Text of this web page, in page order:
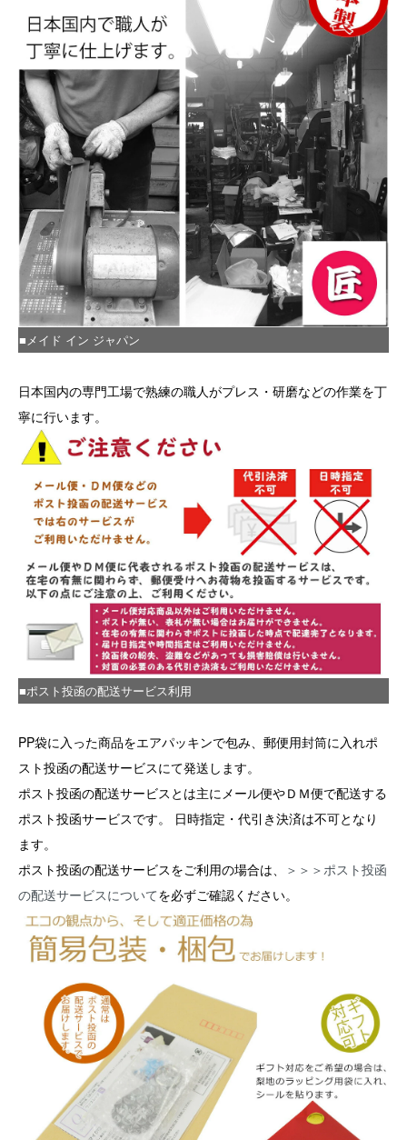
■メイド イン ジャパン
日本国内の専門工場で熟練の職人がプレス・研磨などの作業を丁
寧に行います。
■ポスト投函の配送サービス利用
PP袋に入った商品をエアパッキンで包み、郵便用封筒に入れポ
スト投函の配送サービスにて発送します。
ポスト投函の配送サービスとは主にメール便やＤＭ便で配送する
ポスト投函サービスです。 日時指定・代引き決済は不可となり
ます。
ポスト投函の配送サービスをご利用の場合は、
＞＞＞ポスト投函
の配送サービスについてを必ずご確認ください。